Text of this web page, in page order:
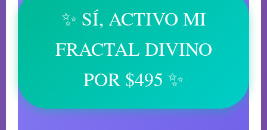
✨ SÍ, ACTIVO MI
FRACTAL DIVINO
POR $495 ✨